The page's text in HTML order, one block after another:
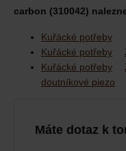
carbon (310042)
Kuřácké potřeby
Kuřácké potřeby
Kuřácké potřeby
doutníkové piezo
Máte dotaz k